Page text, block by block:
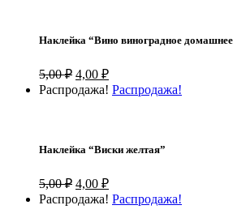
Наклейка “Вино виноградное
5,00₽ Первоначальная
цена
составляла
4,00 ₽Текущая
цена:
Распродажа! Распродажа!
Наклейка “Виски желтая”
5,00₽ Первоначальная
цена
составляла
4,00 ₽Текущая
цена:
Распродажа! Распродажа!